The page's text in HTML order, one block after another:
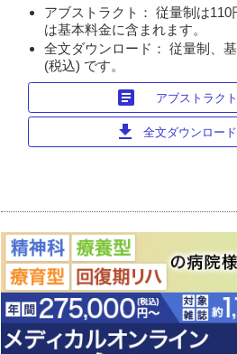
アブストラクト： 従量制は110
は基本料金に含まれます。
全文ダウンロード： 従量制、
(税込) です。
article アブストラク
download 全文ダウンロー